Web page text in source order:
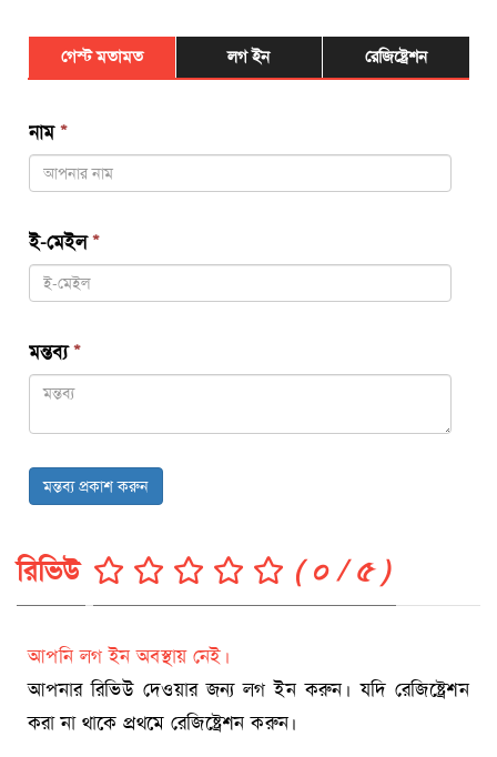
গেস্ট মতামত লগ ইন রেজিষ্ট্রেশন
নাম*
ই-মেইল*
মন্তব্য*
মন্তব্য প্রকাশ করুন
রিভিউ ( ০ / ৫ )
আপনি লগ ইন অবস্থায় নেই।
আপনার রিভিউ দেওয়ার জন্য লগ ইন করুন। যদি রেজিষ্ট্রেশন
করা না থাকে প্রথমে রেজিষ্ট্রেশন করুন।